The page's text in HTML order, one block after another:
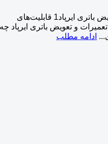
دسترسی سریع0.1 تعمیرات و تعویض باتری ایرپاد1 قابلیت‌های
باتری ایرپاد در نسل‌های متفاوت2 تعمیرات و تعویض باتری ایرپاد چه
ادامه مطلب